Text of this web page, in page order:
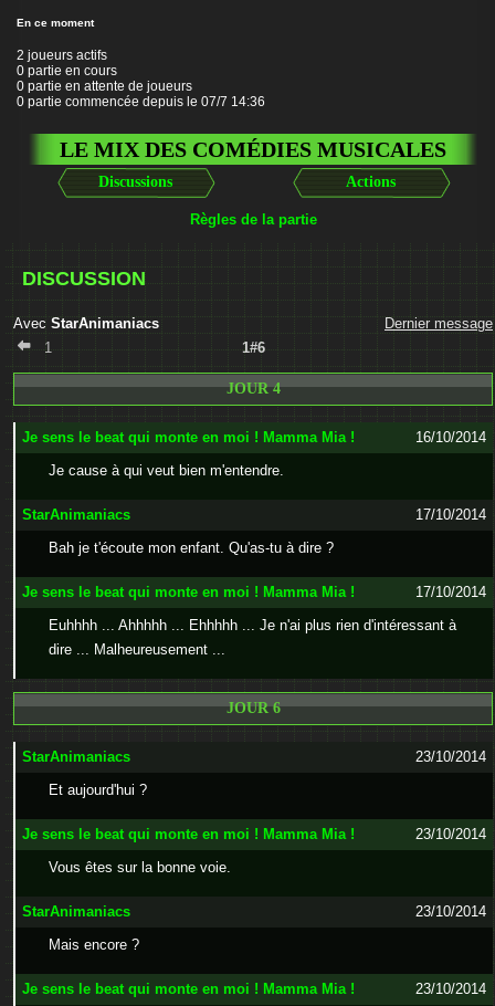
En ce moment
2 joueurs actifs
0 partie en cours
0 partie en attente de joueurs
0 partie commencée depuis le 07/7 14:36
LE MIX DES COMÉDIES MUSICALES
Discussions Actions
Règles de la partie
DISCUSSION
Dernier message
Avec StarAnimaniacs
1
1#6
JOUR 4
Je sens le beat qui monte en moi ! Mamma Mia !
16/10/2014
Je cause à qui veut bien m'entendre.
StarAnimaniacs
17/10/2014
Bah je t'écoute mon enfant. Qu'as-tu à dire ?
Je sens le beat qui monte en moi ! Mamma Mia !
17/10/2014
Euhhhh ... Ahhhhh ... Ehhhhh ... Je n'ai plus rien d'intéressant à
dire ... Malheureusement ...
JOUR 6
StarAnimaniacs
23/10/2014
Et aujourd'hui ?
Je sens le beat qui monte en moi ! Mamma Mia !
23/10/2014
Vous êtes sur la bonne voie.
StarAnimaniacs
23/10/2014
Mais encore ?
Je sens le beat qui monte en moi ! Mamma Mia !
23/10/2014